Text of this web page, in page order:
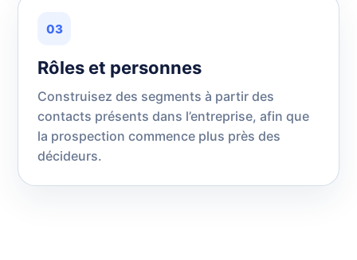
03
Rôles et personnes
Construisez des segments à partir des
contacts présents dans l’entreprise, afin que
la prospection commence plus près des
décideurs.